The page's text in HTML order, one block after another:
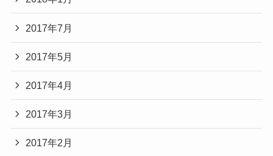
2017年7月
2017年5月
2017年4月
2017年3月
2017年2月